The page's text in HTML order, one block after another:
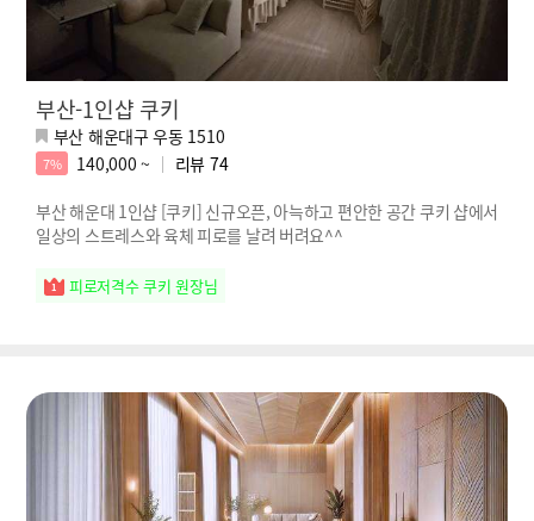
부산-1인샵 쿠키
부산 해운대구 우동 1510
7% 140,000 ~ 리뷰 74
부산 해운대 1인샵 [쿠키] 신규오픈, 아늑하고 편안한 공간 쿠키 샵에서
일상의 스트레스와 육체 피로를 날려 버려요^^
피로저격수 쿠키 원장님